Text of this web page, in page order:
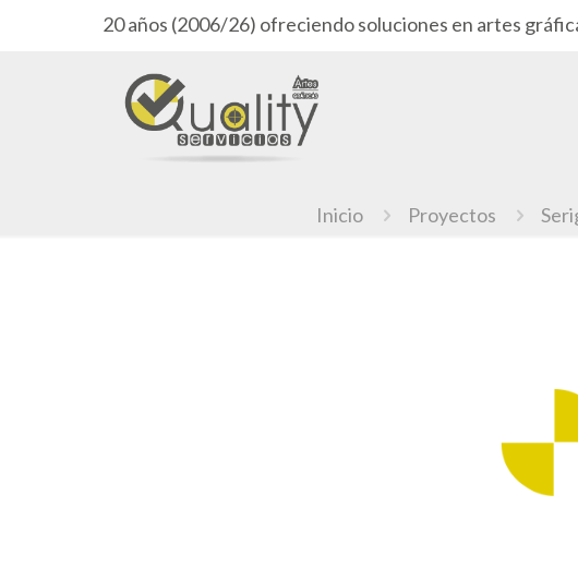
20 años (2006/26) ofreciendo soluciones en artes
Inicio Proyectos